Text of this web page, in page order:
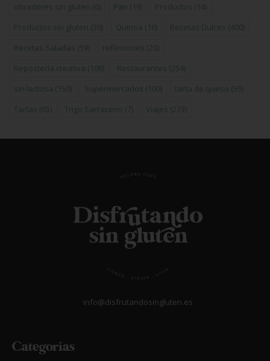
obradores sin gluten (6) Pan (19) Productos (14)
Productos sin gluten (39) Quinoa (16) Recetas Dulces (400)
Recetas Saladas (59) reflexiones (20)
Repostería creativa (108) Restaurantes (254)
sin lactosa (150) Supermercados (100) tarta de queso (59)
Tartas (65) Trigo Sarraceno (7) Viajes (273)
info@disfrutandosingluten.es
Categorías